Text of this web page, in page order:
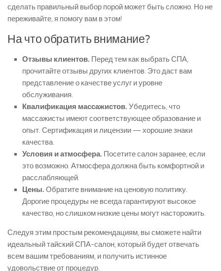
сделать правильный выбор порой может быть сложно. Но не
переживайте, я помогу вам в этом!
На что обратить внимание?
Отзывы клиентов. Перед тем как выбрать СПА,
прочитайте отзывы других клиентов. Это даст вам
представление о качестве услуг и уровне
обслуживания.
Квалификация массажистов. Убедитесь, что
массажисты имеют соответствующее образование и
опыт. Сертификация и лицензии — хорошие знаки
качества.
Условия и атмосфера. Посетите салон заранее, если
это возможно. Атмосфера должна быть комфортной и
расслабляющей.
Цены. Обратите внимание на ценовую политику.
Дорогие процедуры не всегда гарантируют высокое
качество, но слишком низкие цены могут насторожить.
Следуя этим простым рекомендациям, вы сможете найти
идеальный тайский СПА-салон, который будет отвечать
всем вашим требованиям, и получить истинное
удовольствие от процедур.